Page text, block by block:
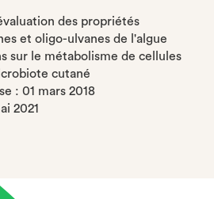
des propriétés
et oligo-ulvanes de l'algue
sur le métabolisme de cellules
cutané
: 01 mars 2018
2021